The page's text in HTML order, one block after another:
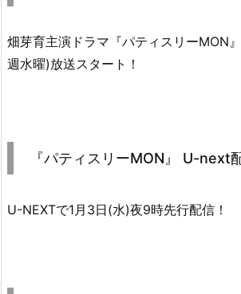
畑芽育主演ドラマ『パティスリーMON
週水曜)放送スタート！
『パティスリーMON』 U-next
U-NEXTで1月3日(水)夜9時先行配信！